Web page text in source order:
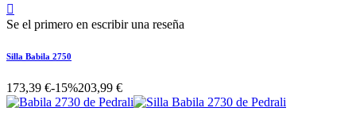

Se el primero en escribir una reseña
Silla Babila 2750
173,39 €-15%203,99 €